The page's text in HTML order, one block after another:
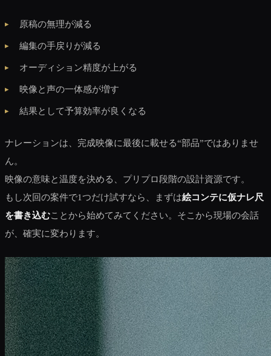
原稿の無理が減る
編集の手戻りが減る
オーディション精度が上がる
映像と声の一体感が増す
結果として予算効率が良くなる
ナレーションは、完成映像に最後に載せる“部品”ではありませ
ん。
映像の意味と温度を決める、プリプロ段階の設計資源です。
もし次回の案件で1つだけ試すなら、まずは絵コンテに仮ナレ尺
を書き込むことから始めてみてください。そこから現場の会話
が、確実に変わります。